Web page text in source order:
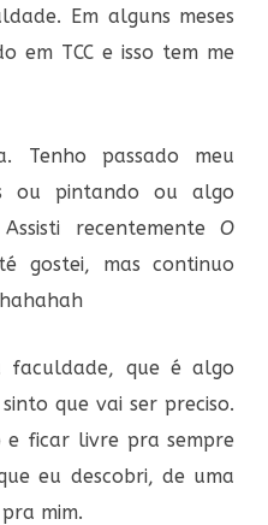
Em alguns meses
em TCC e isso tem me
Tenho passado meu
ou pintando ou algo
recentementeO
gostei, mas continuo
que é algo
que vai ser preciso.
ficar livre pra sempre
eu descobri, de uma
mim.